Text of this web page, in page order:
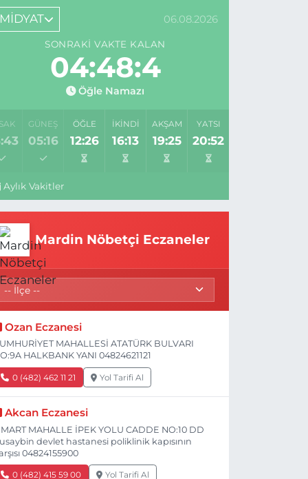
MİDYAT 06.08.2026
SONRAKI VAKTE KALAN
04:48:4
Öğle Namazı
GÜNEŞ
05:16
ÖĞLE
12:26
İKINDI
16:13
AKŞAM
19:25
YATSI
20:52
Aylık Vakitler
Mardin Nöbetçi Eczaneler
Ozan Eczanesi
MAHALLESİ ATATÜRK BULVARI
HALKBANK YANI 04824621121
0 (482) 462 11 21 Yol Tarifi Al
Akcan Eczanesi
MAHALLE İPEK YOLU CADDE NO:10 DD
devlet hastanesi poliklinik kapısının
04824155900
0 (482) 415 59 00 Yol Tarifi Al